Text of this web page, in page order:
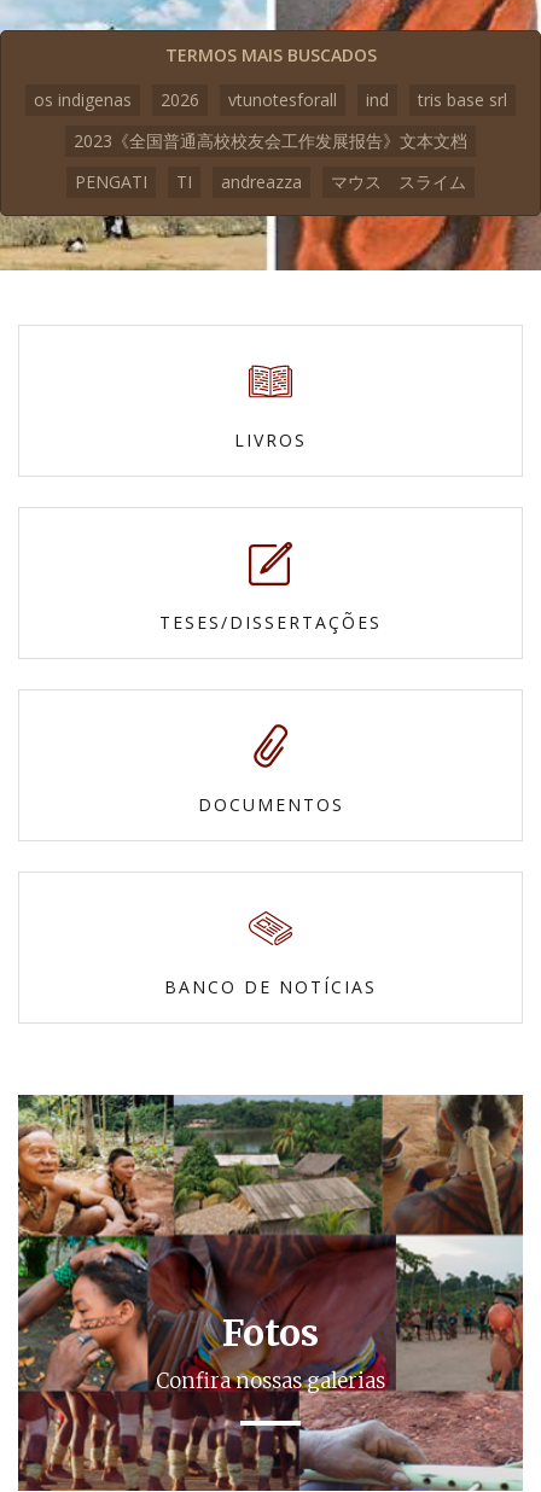
TERMOS MAIS BUSCADOS
os indigenas
2026 vtunotesforall ind
tris base srl
2023《全国普通高校校友会工作发展报告》文本文档
PENGATI
TI andreazza マウス スライム
LIVROS
TESES/DISSERTAÇÕES
DOCUMENTOS
BANCO DE NOTÍCIAS
Fotos
Confira nossas galerias